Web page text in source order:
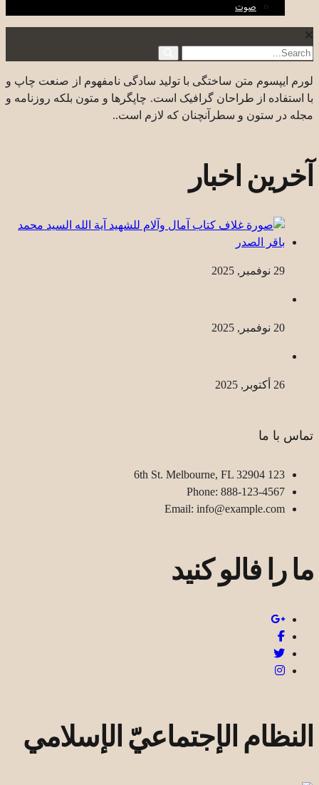
صوت
لورم ایپسوم متن ساختگی با تولید سادگی نامفهوم از صنعت چاپ و
با استفاده از طراحان گرافیک است. چاپگرها و متون بلکه روزنامه و
مجله در ستون و سطرآنچنان که لازم است..
آخرین اخبار
29 نوفمبر, 2025
20 نوفمبر, 2025
26 أكتوبر, 2025
تماس با ما
123 6th St. Melbourne, FL 32904
Phone: 888-123-4567
Email: info@example.com
ما را فالو کنید
النظام الإجتماعيّ الإسلامي